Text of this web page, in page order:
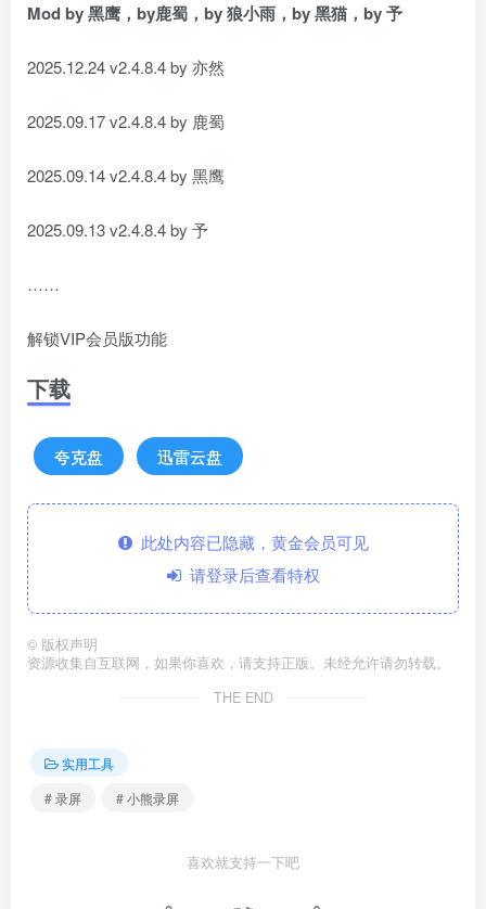
Mod by 黑鹰，by鹿蜀，by 狼小雨，by 黑猫，by 予
2025.12.24 v2.4.8.4 by 亦然
2025.09.17 v2.4.8.4 by 鹿蜀
2025.09.14 v2.4.8.4 by 黑鹰
2025.09.13 v2.4.8.4 by 予
……
解锁VIP会员版功能
下载
夸克盘 迅雷云盘
此处内容已隐藏，黄金会员可见
请登录后查看特权
© 版权声明
资源收集自互联网，如果你喜欢，请支持正版。未经允许请勿转载。
THE END
实用工具
# 录屏
# 小熊录屏
喜欢就支持一下吧